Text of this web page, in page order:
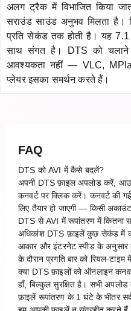
अलग ट्रैक में विभाजित किया
सराउंड साउंड अनुभव मिलता है।
प्रति सेकंड तक होती है। यह 7.1
साथ संगत है। DTS को चलाने
आवश्यकता नहीं — VLC,
प्लेयर इसका समर्थन करते हैं।
FAQ
DTS को AVI में कैसे बदलें?
अपनी DTS फ़ाइल अपलोड करें,
कनवर्ट पर क्लिक करें। कनवर्ट की
लिए तैयार हो जाएगी — किसी
DTS से AVI में रूपांतरण में कितना
अधिकांश DTS फ़ाइलें कुछ सेकंड में
आकार और इंटरनेट स्पीड के
के दौरान प्रगति बार को रियल-
क्या DTS फ़ाइलों को ऑनलाइन
हाँ, बिल्कुल सुरक्षित है। सभी
फ़ाइलें रूपांतरण के 1 घंटे के भीतर